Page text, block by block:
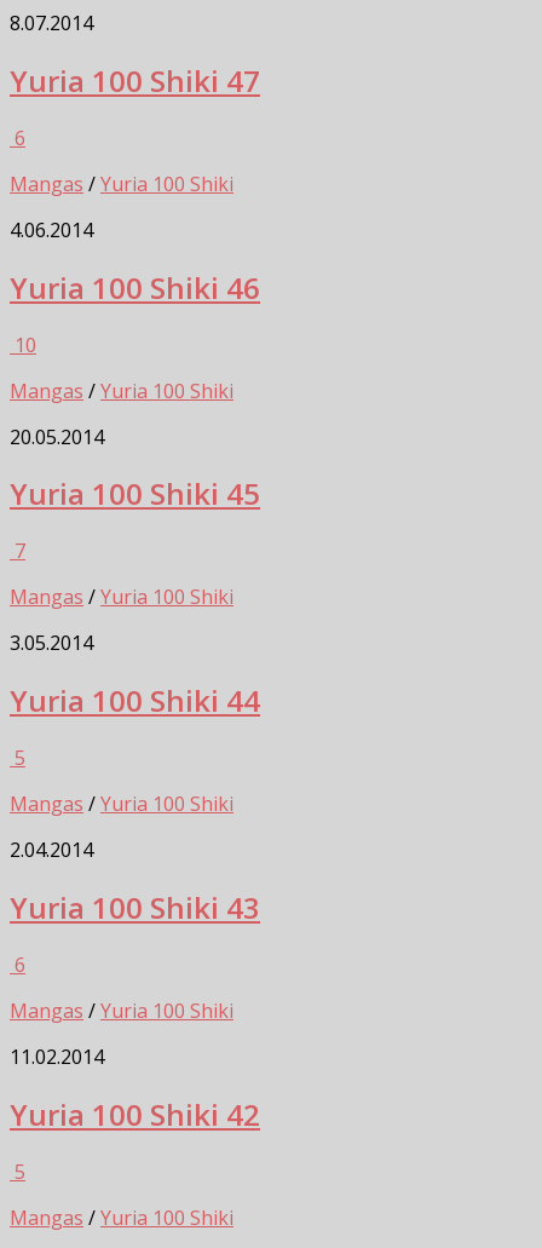
8.07.2014
Yuria 100 Shiki 47
6
Mangas /Yuria 100 Shiki
4.06.2014
Yuria 100 Shiki 46
10
Mangas /Yuria 100 Shiki
20.05.2014
Yuria 100 Shiki 45
7
Mangas /Yuria 100 Shiki
3.05.2014
Yuria 100 Shiki 44
5
Mangas /Yuria 100 Shiki
2.04.2014
Yuria 100 Shiki 43
6
Mangas /Yuria 100 Shiki
11.02.2014
Yuria 100 Shiki 42
5
Mangas /Yuria 100 Shiki